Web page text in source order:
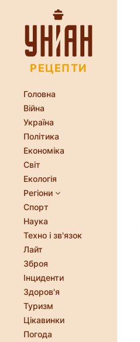
РЕЦЕПТИ
Головна
Війна
Україна
Політика
Економіка
Світ
Екологія
Регіони
Спорт
Наука
Техно і зв'язок
Лайт
Зброя
Інциденти
Здоров'я
Туризм
Цікавинки
Погода